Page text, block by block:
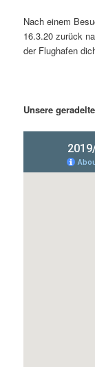
Nach einem
16.3.20 zurück
der Flughafen
Unsere